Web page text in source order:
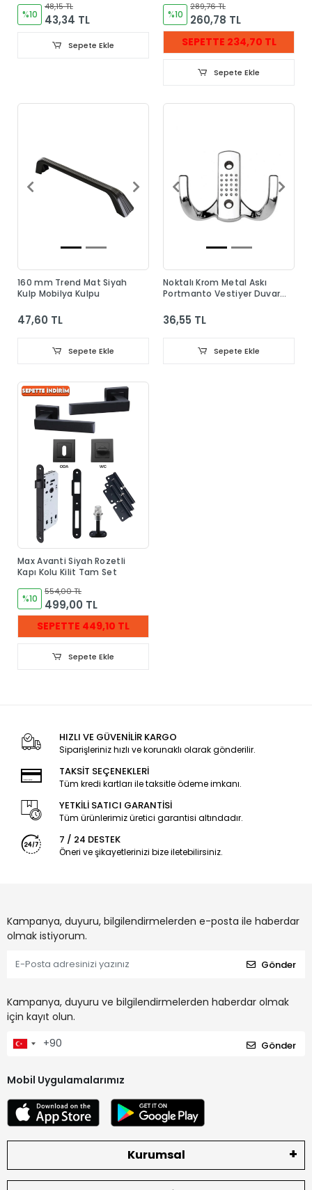
%10
48,15 TL
43,34 TL
Sepete Ekle
%10
289,76 TL
260,78 TL
SEPETTE 234,70 TL
Sepete Ekle
160 mm Trend Mat Siyah
Kulp Mobilya Kulpu
47,60 TL
Sepete Ekle
Noktalı Krom Metal Askı
Portmanto Vestiyer Duvar
36,55 TL
Sepete Ekle
Max Avanti Siyah Rozetli
Kapı Kolu Kilit Tam Set
%10
554,00 TL
499,00 TL
SEPETTE 449,10 TL
Sepete Ekle
HIZLI VE GÜVENİLİR KARGO
Siparişleriniz hızlı ve korunaklı olarak gönderilir.
TAKSİT SEÇENEKLERİ
Tüm kredi kartları ile taksitle ödeme imkanı.
YETKİLİ SATICI GARANTİSİ
Tüm ürünlerimiz üretici garantisi altındadır.
7 / 24 DESTEK
Öneri ve şikayetlerinizi bize iletebilirsiniz.
Kampanya, duyuru, bilgilendirmelerden e-posta ile haberdar
olmak istiyorum.
Gönder
Kampanya, duyuru ve bilgilendirmelerden haberdar olmak
için kayıt olun.
Gönder
Mobil Uygulamalarımız
Kurumsal